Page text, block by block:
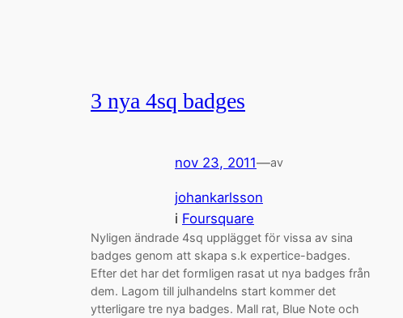
3 nya 4sq badges
nov 23, 2011—av
johankarlsson
i Foursquare
Nyligen ändrade 4sq upplägget för vissa av sina
badges genom att skapa s.k expertice-badges.
Efter det har det formligen rasat ut nya badges från
dem. Lagom till julhandelns start kommer det
ytterligare tre nya badges. Mall rat, Blue Note och